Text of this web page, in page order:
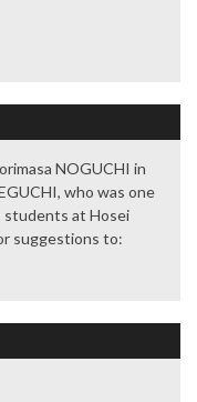
NOGUCHI in
who was one
students at Hosei
suggestions to: